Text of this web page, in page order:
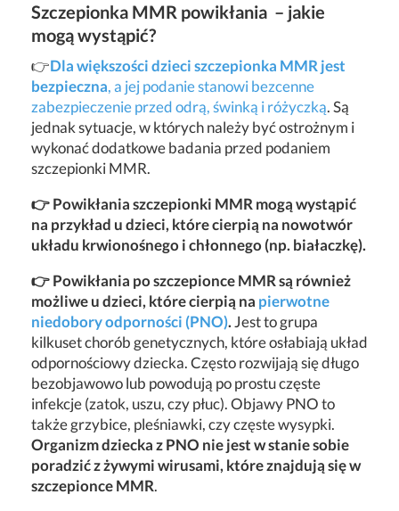
Szczepionka MMR powikłania – jakie
mogą wystąpić?
👉Dla większości dzieci szczepionka MMR jest
bezpieczna, a jej podanie stanowi bezcenne
zabezpieczenie przed odrą, świnką i różyczką. Są
jednak sytuacje, w których należy być ostrożnym i
wykonać dodatkowe badania przed podaniem
szczepionki MMR.
👉 Powikłania szczepionki MMR mogą wystąpić
na przykład u dzieci, które cierpią na nowotwór
układu krwionośnego i chłonnego (np. białaczkę).
👉 Powikłania po szczepionce MMR są również
możliwe u dzieci, które cierpią na pierwotne
niedobory odporności (PNO).Jest to grupa
kilkuset chorób genetycznych, które osłabiają układ
odpornościowy dziecka. Często rozwijają się długo
bezobjawowo lub powodują po prostu częste
infekcje (zatok, uszu, czy płuc). Objawy PNO to
także grzybice, pleśniawki, czy częste wysypki.
Organizm dziecka z PNO nie jest w stanie sobie
poradzić z żywymi wirusami, które znajdują się w
szczepionce MMR.